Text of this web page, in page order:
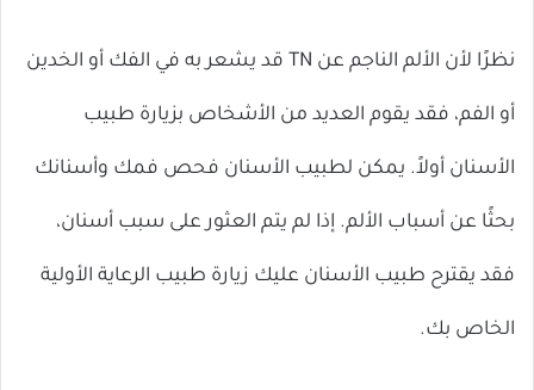
نظرًا لأن الألم الناجم عن TN قد يشعر به في الفك أو الخدين
أو الفم، فقد يقوم العديد من الأشخاص بزيارة طبيب
الأسنان أولاً. يمكن لطبيب الأسنان فحص فمك وأسنانك
بحثًا عن أسباب الألم. إذا لم يتم العثور على سبب أسنان،
فقد يقترح طبيب الأسنان عليك زيارة طبيب الرعاية الأولية
الخاص بك.